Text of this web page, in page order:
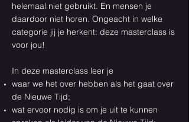
helemaal niet gebruikt. En mensen je
daardoor niet horen. Ongeacht in welke
categorie jij je herkent: deze masterclass is
voor jou!
In deze masterclass leer je
waar we het over hebben als het gaat over
de Nieuwe Tijd;
wat ervoor nodig is om je uit te kunnen